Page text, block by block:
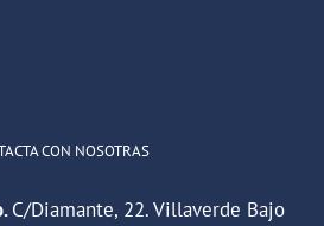
CON NOSOTRAS
C/Diamante, 22. Villaverde Bajo